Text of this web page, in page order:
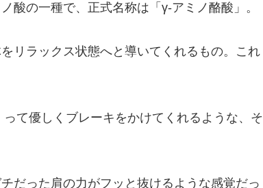
酸の一種で、正式名称は「γ-アミノ酪酸」。
リラックス状態へと導いてくれるもの。これ
て優しくブレーキをかけてくれるような、そ
だった肩の力がフッと抜けるような感覚だっ